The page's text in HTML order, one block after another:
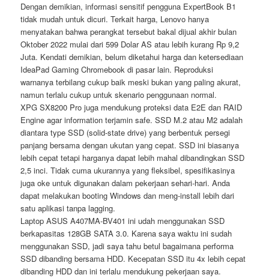
Dengan demikian, informasi sensitif pengguna ExpertBook B1
tidak mudah untuk dicuri. Terkait harga, Lenovo hanya
menyatakan bahwa perangkat tersebut bakal dijual akhir bulan
Oktober 2022 mulai dari 599 Dolar AS atau lebih kurang Rp 9,2
Juta. Kendati demikian, belum diketahui harga dan ketersediaan
IdeaPad Gaming Chromebook di pasar lain. Reproduksi
warnanya terbilang cukup baik meski bukan yang paling akurat,
namun terlalu cukup untuk skenario penggunaan normal.
XPG SX8200 Pro juga mendukung proteksi data E2E dan RAID
Engine agar information terjamin safe. SSD M.2 atau M2 adalah
diantara type SSD (solid-state drive) yang berbentuk persegi
panjang bersama dengan ukutan yang cepat. SSD ini biasanya
lebih cepat tetapi harganya dapat lebih mahal dibandingkan SSD
2,5 inci. Tidak cuma ukurannya yang fleksibel, spesifikasinya
juga oke untuk digunakan dalam pekerjaan sehari-hari. Anda
dapat melakukan booting Windows dan meng-install lebih dari
satu aplikasi tanpa lagging.
Laptop ASUS A407MA-BV401 ini udah menggunakan SSD
berkapasitas 128GB SATA 3.0. Karena saya waktu ini sudah
menggunakan SSD, jadi saya tahu betul bagaimana performa
SSD dibanding bersama HDD. Kecepatan SSD itu 4x lebih cepat
dibanding HDD dan ini terlalu mendukung pekerjaan saya.